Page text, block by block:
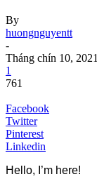
By
huongnguyentt
-
Tháng chín 10, 2021
1
761
Facebook
Twitter
Pinterest
Linkedin
Hello, I’m here!